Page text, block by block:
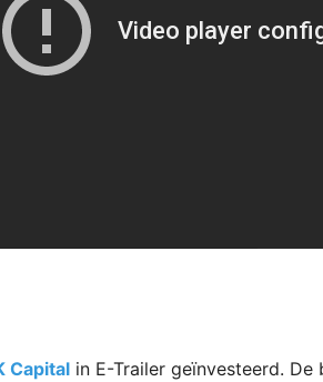
Capital in E-Trailer geïnvesteerd.